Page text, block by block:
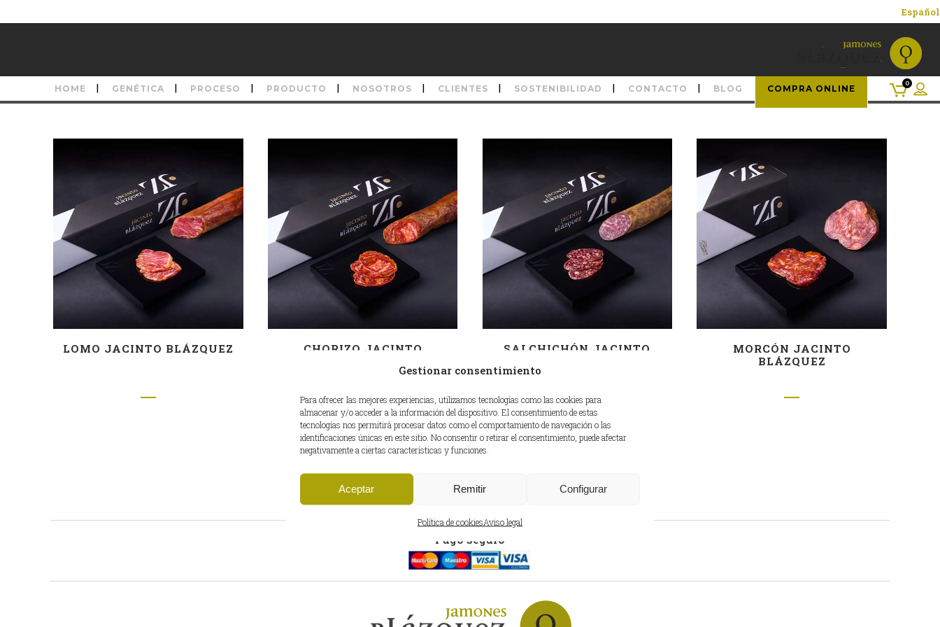
Gestionar consentimiento
Para ofrecer las mejores experiencias, utilizamos tecnologías como las cookies para
almacenar y/o acceder a la información del dispositivo. El consentimiento de estas
tecnologías nos permitirá procesar datos como el comportamiento de navegación o las
identificaciones únicas en este sitio. No consentir o retirar el consentimiento, puede afectar
negativamente a ciertas características y funciones.
Aceptar Remitir Configurar
Política de cookiesAviso legal
Español
HOME GENÉTICA PROCESO PRODUCTO NOSOTROS CLIENTES SOSTENIBILIDAD CONTACTO BLOG COMPRA ONLINE
0
LOMO JACINTO BLÁZQUEZ
CHORIZO JACINTO
SALCHICHÓN JACINTO
MORCÓN JACINTO
BLÁZQUEZ
Pago seguro